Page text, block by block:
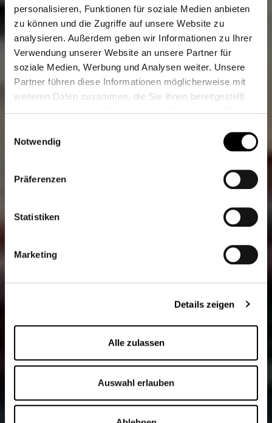
personalisieren, Funktionen für soziale Medien anbieten
zu können und die Zugriffe auf unsere Website zu
analysieren. Außerdem geben wir Informationen zu Ihrer
Verwendung unserer Website an unsere Partner für
soziale Medien, Werbung und Analysen weiter. Unsere
Partner führen diese Informationen möglicherweise mit
weiteren Daten zusammen, die Sie ihnen bereitgestellt
haben oder die sie im Rahmen Ihrer Nutzung der Dienste
Weitere Informationen finden Sie unter
Datenschutz
Notwendig
Präferenzen
Statistiken
Marketing
Details zeigen
Alle zulassen
Auswahl erlauben